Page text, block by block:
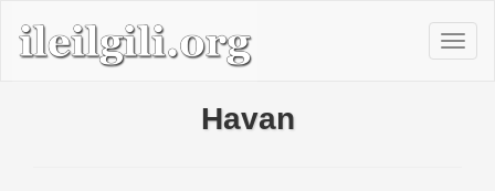
Havan